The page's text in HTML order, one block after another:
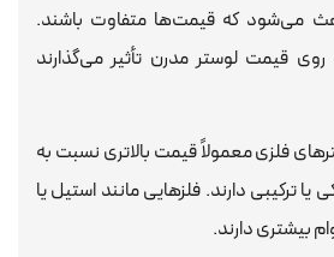
می‌شود که قیمت‌ها متفاوت باشند.
قیمت لوستر مدرن تأثیر می‌گذارند
فلزی معمولاً قیمت بالاتری نسبت به
ترکیبی دارند. فلزهایی مانند استیل یا
بیشتری دارند.